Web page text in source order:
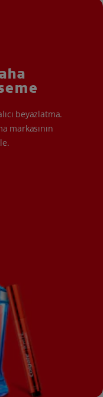
beyazlatma.
markasının